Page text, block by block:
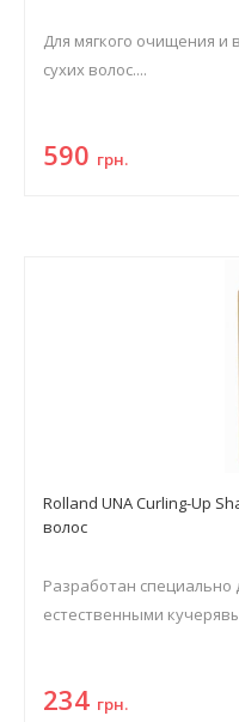
Для мягкого очищения и
сухих волос....
590 грн.
Rolland UNA Curling-Up
волос
Разработан специально
естественными
234 грн.